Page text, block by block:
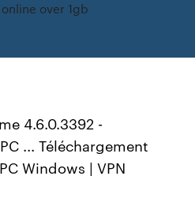
over 1gb
4.6.0.3392 -
... Téléchargement
Windows | VPN